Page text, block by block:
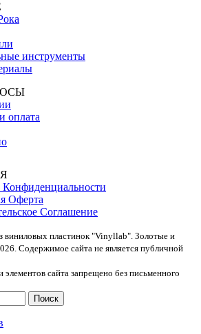
инструменты
оплата
Оферта
Соглашение
виниловых пластинок "Vinyllab". Золотые и
Содержимое сайта не является публичной
сайта запрещено без письменного
Поиск